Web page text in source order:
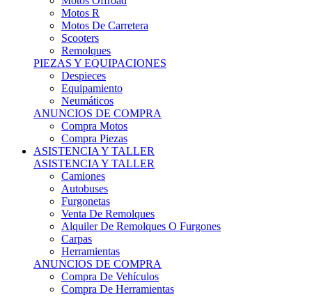
Motos R
Motos De Carretera
Scooters
Remolques
PIEZAS Y EQUIPACIONES
Despieces
Equipamiento
Neumáticos
ANUNCIOS DE COMPRA
Compra Motos
Compra Piezas
ASISTENCIA Y TALLER
ASISTENCIA Y TALLER
Camiones
Autobuses
Furgonetas
Venta De Remolques
Alquiler De Remolques O Furgones
Carpas
Herramientas
ANUNCIOS DE COMPRA
Compra De Vehículos
Compra De Herramientas